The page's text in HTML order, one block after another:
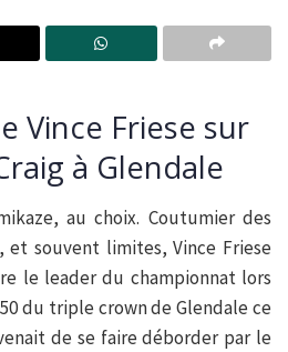
Vince Friese sur
à Glendale
au choix. Coutumier des
et souvent limites, Vince Friese
le leader du championnat lors
du triple crown de Glendale ce
de se faire déborder par le